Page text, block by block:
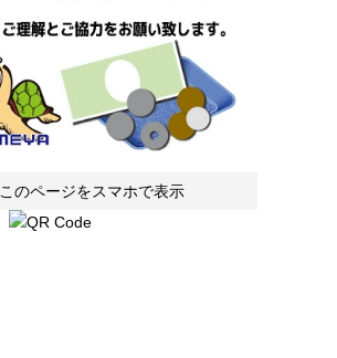
このページをスマホで表示